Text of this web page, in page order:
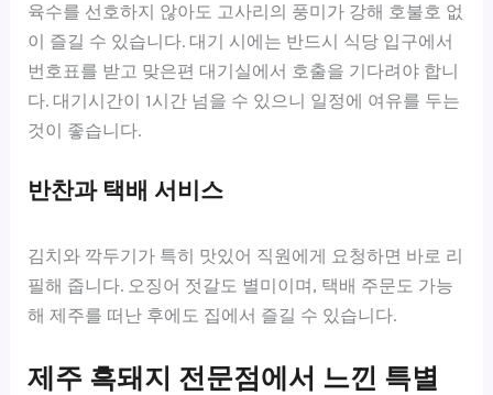
육수를 선호하지 않아도 고사리의 풍미가 강해 호불호 없
이 즐길 수 있습니다. 대기 시에는 반드시 식당 입구에서
번호표를 받고 맞은편 대기실에서 호출을 기다려야 합니
다. 대기시간이 1시간 넘을 수 있으니 일정에 여유를 두는
것이 좋습니다.
반찬과 택배 서비스
김치와 깍두기가 특히 맛있어 직원에게 요청하면 바로 리
필해 줍니다. 오징어 젓갈도 별미이며, 택배 주문도 가능
해 제주를 떠난 후에도 집에서 즐길 수 있습니다.
제주 흑돼지 전문점에서 느낀 특별